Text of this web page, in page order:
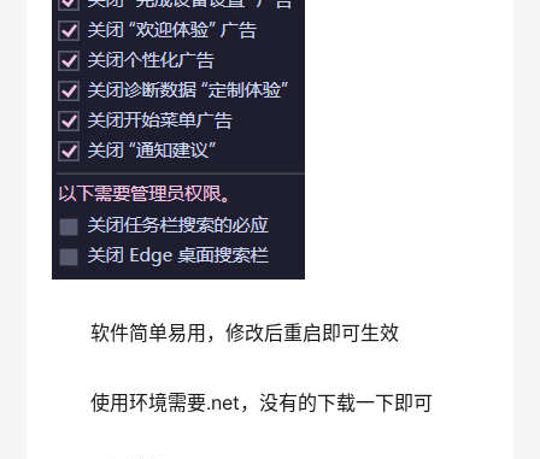
软件简单易用，修改后重启即可生效
使用环境需要.net，没有的下载一下即可